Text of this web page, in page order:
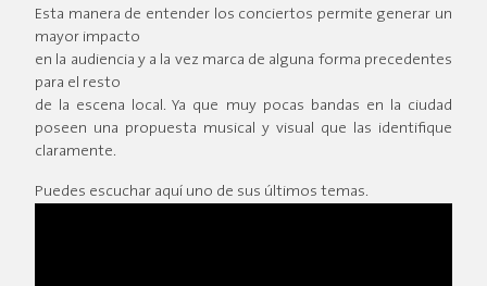
Esta manera de entender los conciertos permite generar un
mayor impacto
en la audiencia y a la vez marca de alguna forma precedentes
para el resto
de la escena local. Ya que muy pocas bandas en la ciudad
poseen una propuesta musical y visual que las identifique
claramente.
Puedes escuchar aquí uno de sus últimos temas.